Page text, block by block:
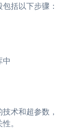
括以下步骤：
中
术和超参数，
。